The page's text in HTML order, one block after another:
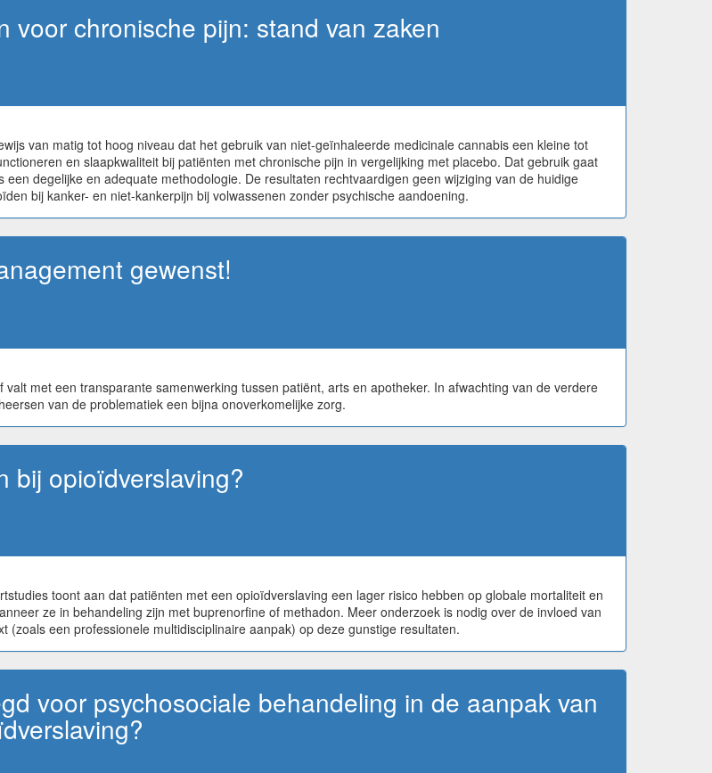
voor chronische pijn: stand van zaken
van matig tot hoog niveau dat het gebruik van niet-geïnhaleerde medicinale cannabis een kleine tot
en slaapkwaliteit bij patiënten met chronische pijn in vergelijking met placebo. Dat gebruik gaat
degelijke en adequate methodologie. De resultaten rechtvaardigen geen wijziging van de huidige
bij kanker- en niet-kankerpijn bij volwassenen zonder psychische aandoening.
gewenst!
met een transparante samenwerking tussen patiënt, arts en apotheker. In afwachting van de verdere
van de problematiek een bijna onoverkomelijke zorg.
bij opioïdverslaving?
toont aan dat patiënten met een opioïdverslaving een lager risico hebben op globale mortaliteit en
ze in behandeling zijn met buprenorfine of methadon. Meer onderzoek is nodig over de invloed van
een professionele multidisciplinaire aanpak) op deze gunstige resultaten.
voor psychosociale behandeling in de aanpak van